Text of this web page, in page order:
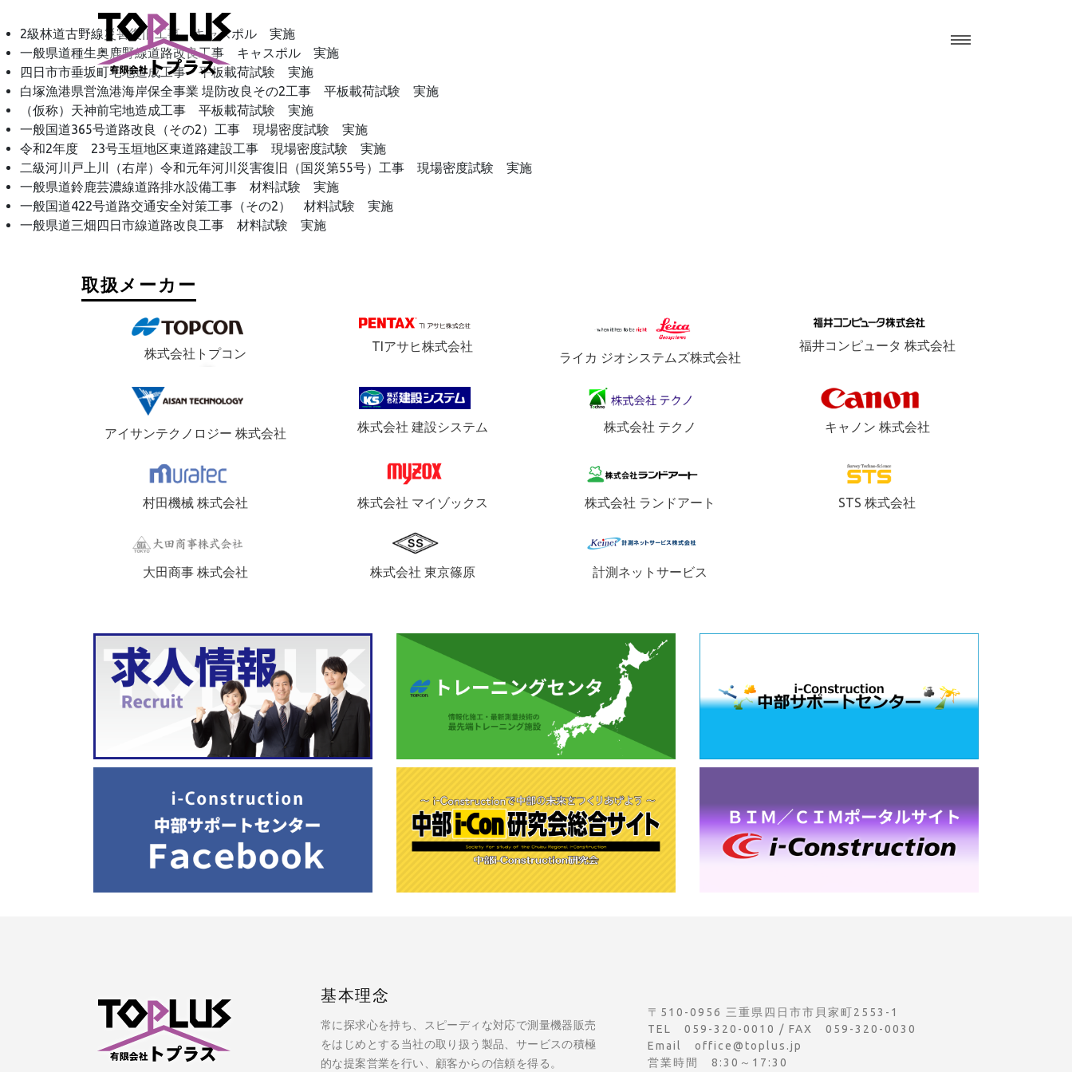
2級林道古野線災害復旧工事 キャスポル 実施
一般県道種生奥鹿野線道路改良工事 キャスポル 実施
四日市市垂坂町宅地造成工事 平板載荷試験 実施
白塚漁港県営漁港海岸保全事業 堤防改良その2工事 平板載荷試験 実施
（仮称）天神前宅地造成工事 平板載荷試験 実施
一般国道365号道路改良（その2）工事 現場密度試験 実施
令和2年度 23号玉垣地区東道路建設工事 現場密度試験 実施
二級河川戸上川（右岸）令和元年河川災害復旧（国災第55号）工事 現場密度試験 実施
一般県道鈴鹿芸濃線道路排水設備工事 材料試験 実施
一般国道422号道路交通安全対策工事（その2） 材料試験 実施
一般県道三畑四日市線道路改良工事 材料試験 実施
取扱メーカー
株式会社トプコン TIアサヒ株式会社
ライカ ジオシステムズ株式会社
福井コンピュータ 株式会社
アイサンテクノロジー 株式会社 株式会社 建設システム 株式会社 テクノ キャノン 株式会社
村田機械 株式会社 株式会社 マイゾックス 株式会社 ランドアート STS 株式会社
大田商事 株式会社 株式会社 東京篠原 計測ネットサービス
基本理念
常に探求心を持ち、スピーディな対応で測量機器販売
をはじめとする当社の取り扱う製品、サービスの積極
的な提案営業を行い、顧客からの信頼を得る。
〒510-0956 三重県四日市市貝家町2553-1
TEL 059-320-0010 / FAX 059-320-0030
Email office@toplus.jp
営業時間 8:30～17:30